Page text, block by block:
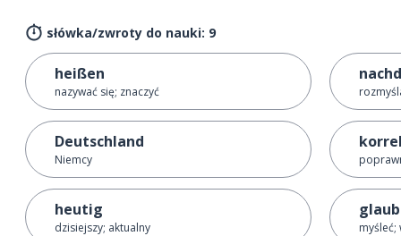
słówka/zwroty do nauki: 9
heißen
nazywać się; znaczyć
Deutschland
Niemcy
heutig
dzisiejszy; aktualny myśleć;